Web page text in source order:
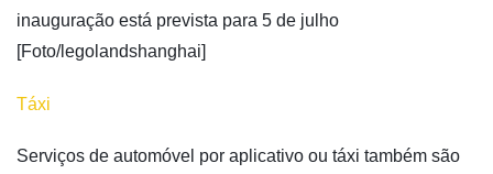
inauguração está prevista para 5 de julho
[Foto/legolandshanghai]
Táxi
Serviços de automóvel por aplicativo ou táxi também são